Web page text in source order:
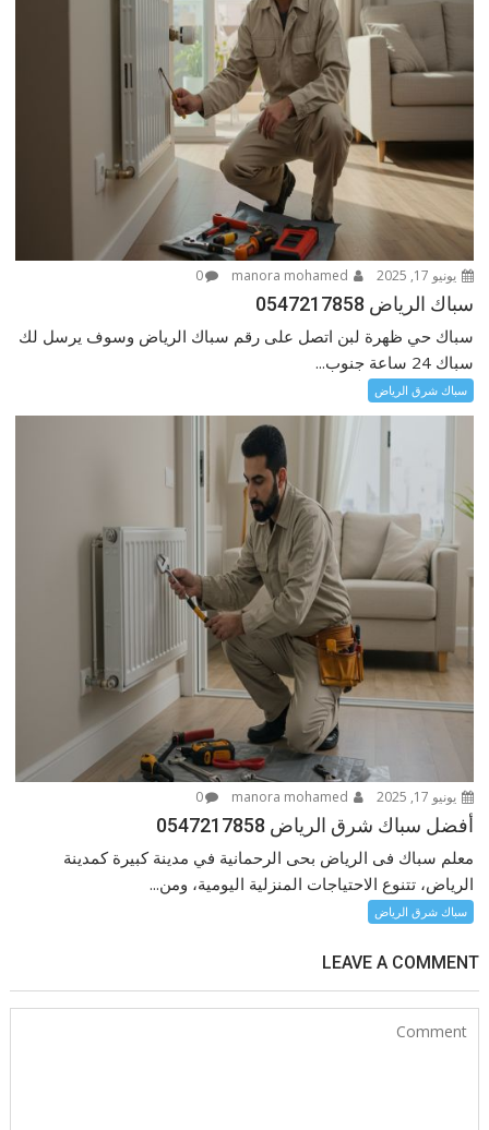
يونيو 17, 2025 0
سباك الرياض 0547217858
سباك حي ظهرة لبن اتصل على رقم سباك الرياض وسوف يرسل لك
سباك 24 ساعة جنوب...
سباك شرق الرياض
يونيو 17, 2025 0
أفضل سباك شرق الرياض 0547217858
معلم سباك فى الرياض بحى الرحمانية في مدينة كبيرة كمدينة
الرياض، تتنوع الاحتياجات المنزلية اليومية، ومن...
سباك شرق الرياض
LEAVE A COMMENT